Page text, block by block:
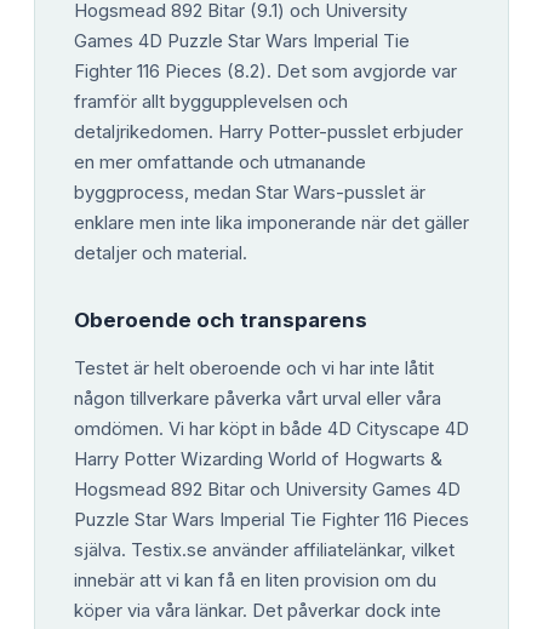
Hogsmead 892 Bitar (9.1) och University
Games 4D Puzzle Star Wars Imperial Tie
Fighter 116 Pieces (8.2). Det som avgjorde var
framför allt byggupplevelsen och
detaljrikedomen. Harry Potter-pusslet erbjuder
en mer omfattande och utmanande
byggprocess, medan Star Wars-pusslet är
enklare men inte lika imponerande när det gäller
detaljer och material.
Oberoende och transparens
Testet är helt oberoende och vi har inte låtit
någon tillverkare påverka vårt urval eller våra
omdömen. Vi har köpt in både 4D Cityscape 4D
Harry Potter Wizarding World of Hogwarts &
Hogsmead 892 Bitar och University Games 4D
Puzzle Star Wars Imperial Tie Fighter 116 Pieces
själva. Testix.se använder affiliatelänkar, vilket
innebär att vi kan få en liten provision om du
köper via våra länkar. Det påverkar dock inte